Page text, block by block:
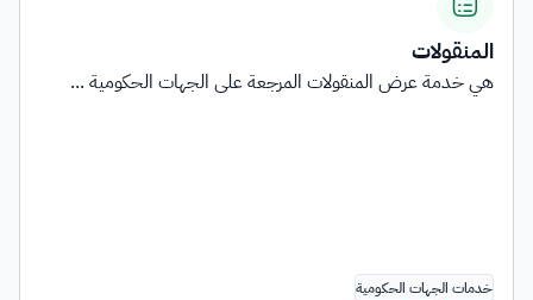
عرض المنقولات المرجعة على الجهات الحكومية ...